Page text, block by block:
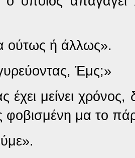
ούτως ή άλλως».
Έμς;»
έχει μείνει
φοβισμένη μα το